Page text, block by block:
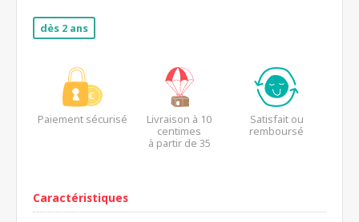
dès 2 ans
Paiement sécurisé
Livraison à 10
centimes
à partir de 35
Satisfait ou
remboursé
Caractéristiques